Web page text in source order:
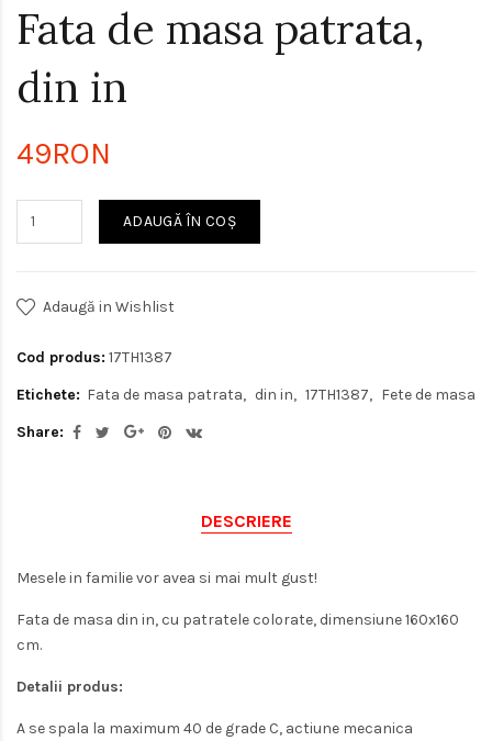
Fata de masa patrata,
din in
49RON
ADAUGĂ ÎN COŞ
Adaugă in Wishlist
Cod produs: 17TH1387
Etichete: Fata de masa patrata din in 17TH1387
Fete de masa
Share:
DESCRIERE
Mesele in familie vor avea si mai mult gust!
Fata de masa din in, cu patratele colorate, dimensiune 160x160
cm.
Detalii produs:
A se spala la maximum 40 de grade C, actiune mecanica